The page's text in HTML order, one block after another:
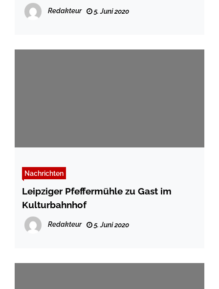
Redakteur 5. Juni 2020
Nachrichten
Leipziger Pfeffermühle zu Gast im
Kulturbahnhof
Redakteur 5. Juni 2020